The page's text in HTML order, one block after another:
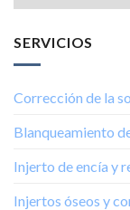
SERVICIOS
Corrección de la
Blanqueamiento
Injerto de encía y
Injertos óseos y